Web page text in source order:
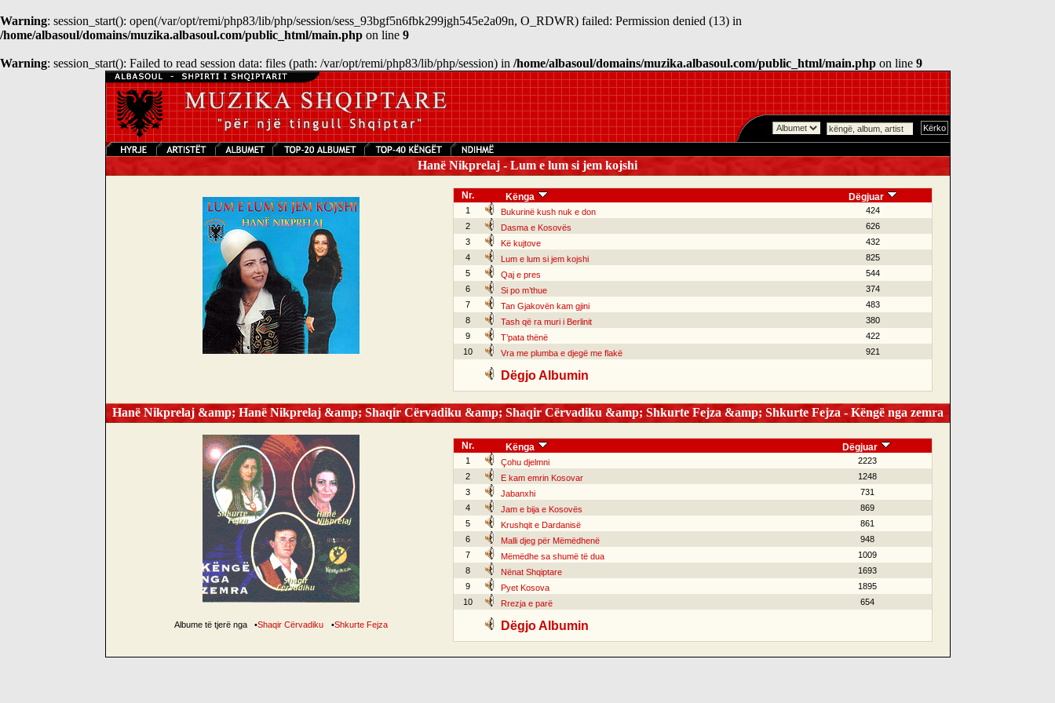
Warning: session_start(): open(/var/opt/remi/php83/lib/php/session/sess_93bgf5n6fbk299jgh545e2a09n, O_RDWR) failed: Permission denied (13) in
/home/albasoul/domains/muzika.albasoul.com/public_html/main.php on line 9
Warning: session_start(): Failed to read session data: files (path: /var/opt/remi/php83/lib/php/session) in /home/albasoul/domains/muzika.albasoul.com/public_html/main.php on line 9
Hanë Nikprelaj - Lum e lum si jem kojshi
Nr. Kënga Dëgjuar
1 Bukurinë kush nuk e don
424
2
Dasma e Kosovës
626
3
Kë kujtove
432
4
Lum e lum si jem kojshi
825
5
Qaj e pres
544
6
Si po m’thue
374
7
Tan Gjakovën kam gjini
483
8
Tash që ra muri i Berlinit
380
9
T’pata thënë
422
10
Vra me plumba e djegë me flakë 921
Dëgjo Albumin
Hanë Nikprelaj &amp; Hanë Nikprelaj &amp; Shaqir Cërvadiku &amp; Shaqir Cërvadiku &amp; Shkurte Fejza &amp; Shkurte Fejza - Këngë nga zemra
Albume të tjerë nga •Shaqir Cërvadiku •Shkurte Fejza
Nr. Kënga Dëgjuar
1 Çohu djelmni
2223
2
E kam emrin Kosovar
1248
3
Jabanxhi
731
4
Jam e bija e Kosovës
869
5
Krushqit e Dardanisë
861
6
Malli djeg për Mëmëdhenë
948
7
Mëmëdhe sa shumë të dua
1009
8
Nënat Shqiptare
1693
9
Pyet Kosova
1895
10
Rrezja e parë 654
Dëgjo Albumin